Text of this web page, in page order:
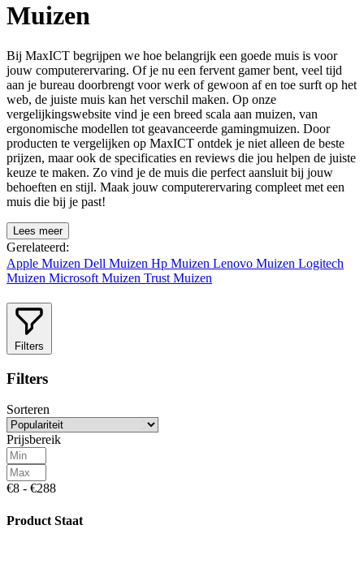
Muizen
Bij MaxICT begrijpen we hoe belangrijk een goede muis is voor
jouw computerervaring. Of je nu een fervent gamer bent, veel tijd
aan je bureau doorbrengt voor werk of gewoon af en toe surft op het
web, de juiste muis kan het verschil maken. Op onze
vergelijkingswebsite vind je een breed scala aan muizen, van
ergonomische modellen tot geavanceerde gamingmuizen. Door
producten te vergelijken op MaxICT ontdek je niet alleen de beste
prijzen, maar ook de specificaties en reviews die jou helpen de juiste
keuze te maken. Zo vind je de muis die perfect aansluit bij jouw
behoeften en stijl. Maak jouw computerervaring compleet met een
muis die bij je past!
Lees meer
Gerelateerd:
Apple Muizen Dell Muizen Hp Muizen Lenovo Muizen Logitech
Muizen Microsoft Muizen Trust Muizen
Filters
Filters
Sorteren
Prijsbereik
€8 - €288
Product Staat